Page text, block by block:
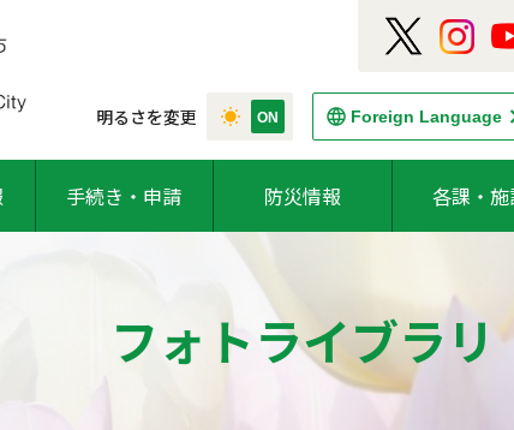
明るさを変更 Foreign Language
手続き・申請 防災情報 各課・
フォトライブラリ